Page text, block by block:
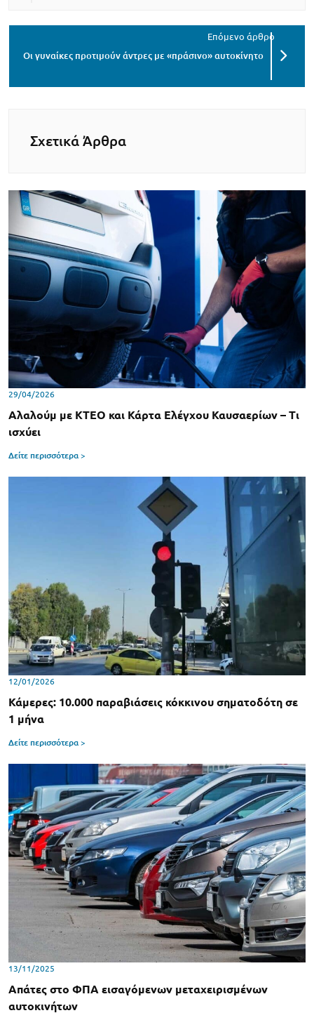
Οι γυναίκες προτιμούν άντρες με «πράσινο» αυτοκίνητο
Σχετικά Άρθρα
29/04/2026
Αλαλούμ με ΚΤΕΟ και Κάρτα Ελέγχου Καυσαερίων – Τι
ισχύει
Δείτε περισσότερα >
12/01/2026
Κάμερες: 10.000 παραβιάσεις κόκκινου σηματοδότη σε
1 μήνα
Δείτε περισσότερα >
13/11/2025
Απάτες στο ΦΠΑ εισαγόμενων μεταχειρισμένων
αυτοκινήτων